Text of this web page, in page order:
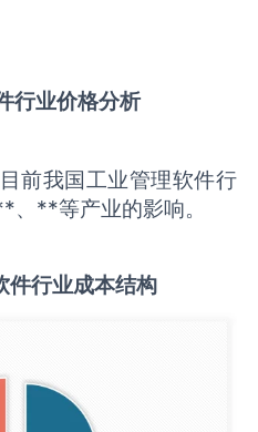
行业价格分析
前我国工业管理软件行
、**等产业的影响。
件行业成本结构